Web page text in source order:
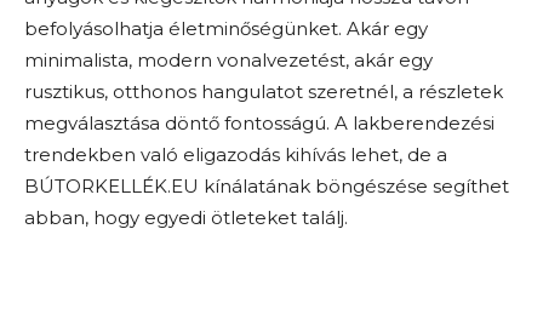
befolyásolhatja életminőségünket. Akár egy
minimalista, modern vonalvezetést, akár egy
rusztikus, otthonos hangulatot szeretnél, a részletek
megválasztása döntő fontosságú. A lakberendezési
trendekben való eligazodás kihívás lehet, de a
BÚTORKELLÉK.EU kínálatának böngészése segíthet
abban, hogy egyedi ötleteket találj.